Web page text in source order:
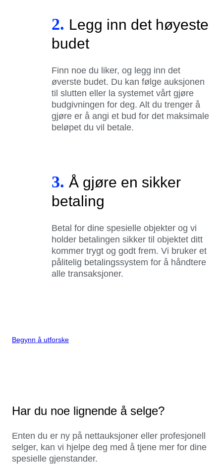
2. Legg inn det høyeste
budet
Finn noe du liker, og legg inn det
øverste budet. Du kan følge auksjonen
til slutten eller la systemet vårt gjøre
budgivningen for deg. Alt du trenger å
gjøre er å angi et bud for det maksimale
beløpet du vil betale.
3. Å gjøre en sikker
betaling
Betal for dine spesielle objekter og vi
holder betalingen sikker til objektet ditt
kommer trygt og godt frem. Vi bruker et
pålitelig betalingssystem for å håndtere
alle transaksjoner.
Begynn å utforske
Har du noe lignende å selge?
Enten du er ny på nettauksjoner eller profesjonell
selger, kan vi hjelpe deg med å tjene mer for dine
spesielle gjenstander.